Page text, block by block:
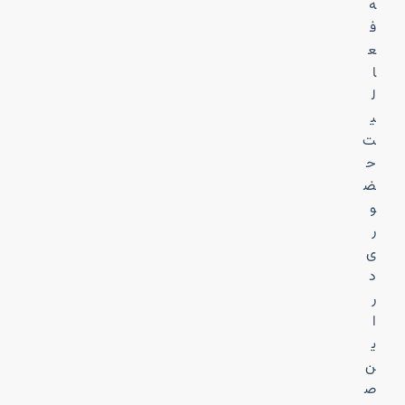
ه
ف
ع
ا
ل
ی
ت
ح
ض
و
ر
ی
د
ر
ا
ی
ن
ص